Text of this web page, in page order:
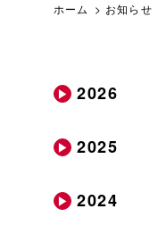
ホーム > お知らせ
2026
2025
2024